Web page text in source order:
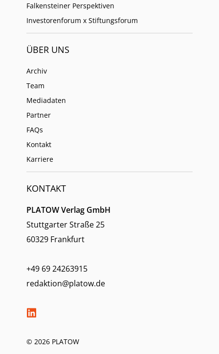
Falkensteiner Perspektiven
Investorenforum x Stiftungsforum
ÜBER UNS
Archiv
Team
Mediadaten
Partner
FAQs
Kontakt
Karriere
KONTAKT
PLATOW Verlag GmbH
Stuttgarter Straße 25
60329 Frankfurt
+49 69 24263915
redaktion@platow.de
© 2026 PLATOW